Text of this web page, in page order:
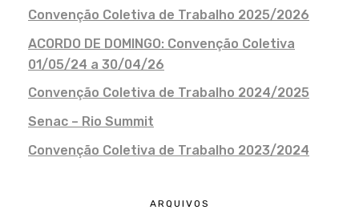
Convenção Coletiva de Trabalho 2025/2026
ACORDO DE DOMINGO: Convenção Coletiva
01/05/24 a 30/04/26
Convenção Coletiva de Trabalho 2024/2025
Senac – Rio Summit
Convenção Coletiva de Trabalho 2023/2024
ARQUIVOS